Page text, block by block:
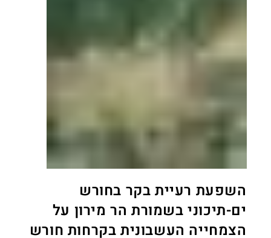
השפעת רעיית בקר בחורש
ים-תיכוני בשמורת הר מירון על
הצמחייה העשבונית בקרחות חורש